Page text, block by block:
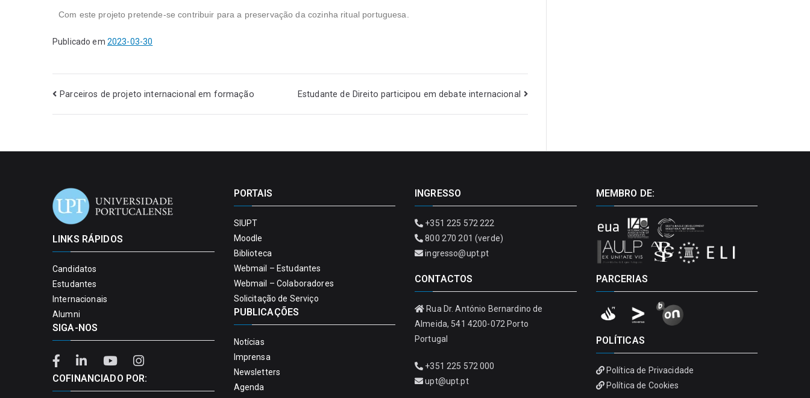
Com este projeto pretende-se contribuir para a preservação da cozinha ritual portuguesa.
Publicado em 2023-03-30
Parceiros de projeto internacional em formação Estudante de Direito participou em debate internacional
LINKS RÁPIDOS
Candidatos
Estudantes
Internacionais
Alumni
SIGA-NOS
COFINANCIADO POR:
PORTAIS
SIUPT
Moodle
Biblioteca
Webmail – Estudantes
Webmail – Colaboradores
Solicitação de Serviço
PUBLICAÇÕES
Notícias
Imprensa
Newsletters
Agenda
INGRESSO
+351 225 572 222
800 270 201 (verde)
ingresso@upt.pt
CONTACTOS
Rua Dr. António Bernardino de
Almeida, 541 4200-072 Porto
Portugal
+351 225 572 000
upt@upt.pt
MEMBRO DE:
PARCERIAS
POLÍTICAS
Política de Privacidade
Política de Cookies